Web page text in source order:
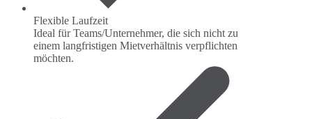
Flexible Laufzeit
Ideal für Teams/Unternehmer, die sich nicht zu
einem langfristigen Mietverhältnis verpflichten
möchten.